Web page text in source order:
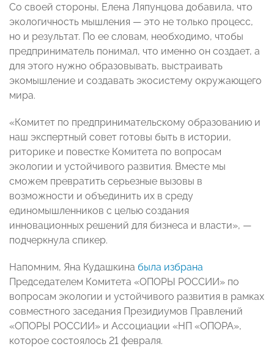
Со своей стороны, Елена Ляпунцова добавила, что
экологичность мышления — это не только процесс,
но и результат. По ее словам, необходимо, чтобы
предприниматель понимал, что именно он создает, а
для этого нужно образовывать, выстраивать
экомышление и создавать экосистему окружающего
мира.
«Комитет по предпринимательскому образованию и
наш экспертный совет готовы быть в истории,
риторике и повестке Комитета по вопросам
экологии и устойчивого развития. Вместе мы
сможем превратить серьезные вызовы в
возможности и объединить их в среду
единомышленников с целью создания
инновационных решений для бизнеса и власти», —
подчеркнула спикер.
Напомним, Яна Кудашкина была избрана
Председателем Комитета «ОПОРЫ РОССИИ» по
вопросам экологии и устойчивого развития в рамках
совместного заседания Президиумов Правлений
«ОПОРЫ РОССИИ» и Ассоциации «НП «ОПОРА»,
которое состоялось 21 февраля.